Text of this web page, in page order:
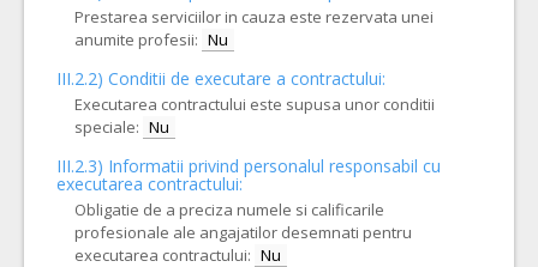
Prestarea serviciilor in cauza este rezervata unei
anumite profesii: Nu
III.2.2) Conditii de executare a contractului:
Executarea contractului este supusa unor conditii
speciale: Nu
III.2.3) Informatii privind personalul responsabil cu
executarea contractului:
Obligatie de a preciza numele si calificarile
profesionale ale angajatilor desemnati pentru
executarea contractului: Nu